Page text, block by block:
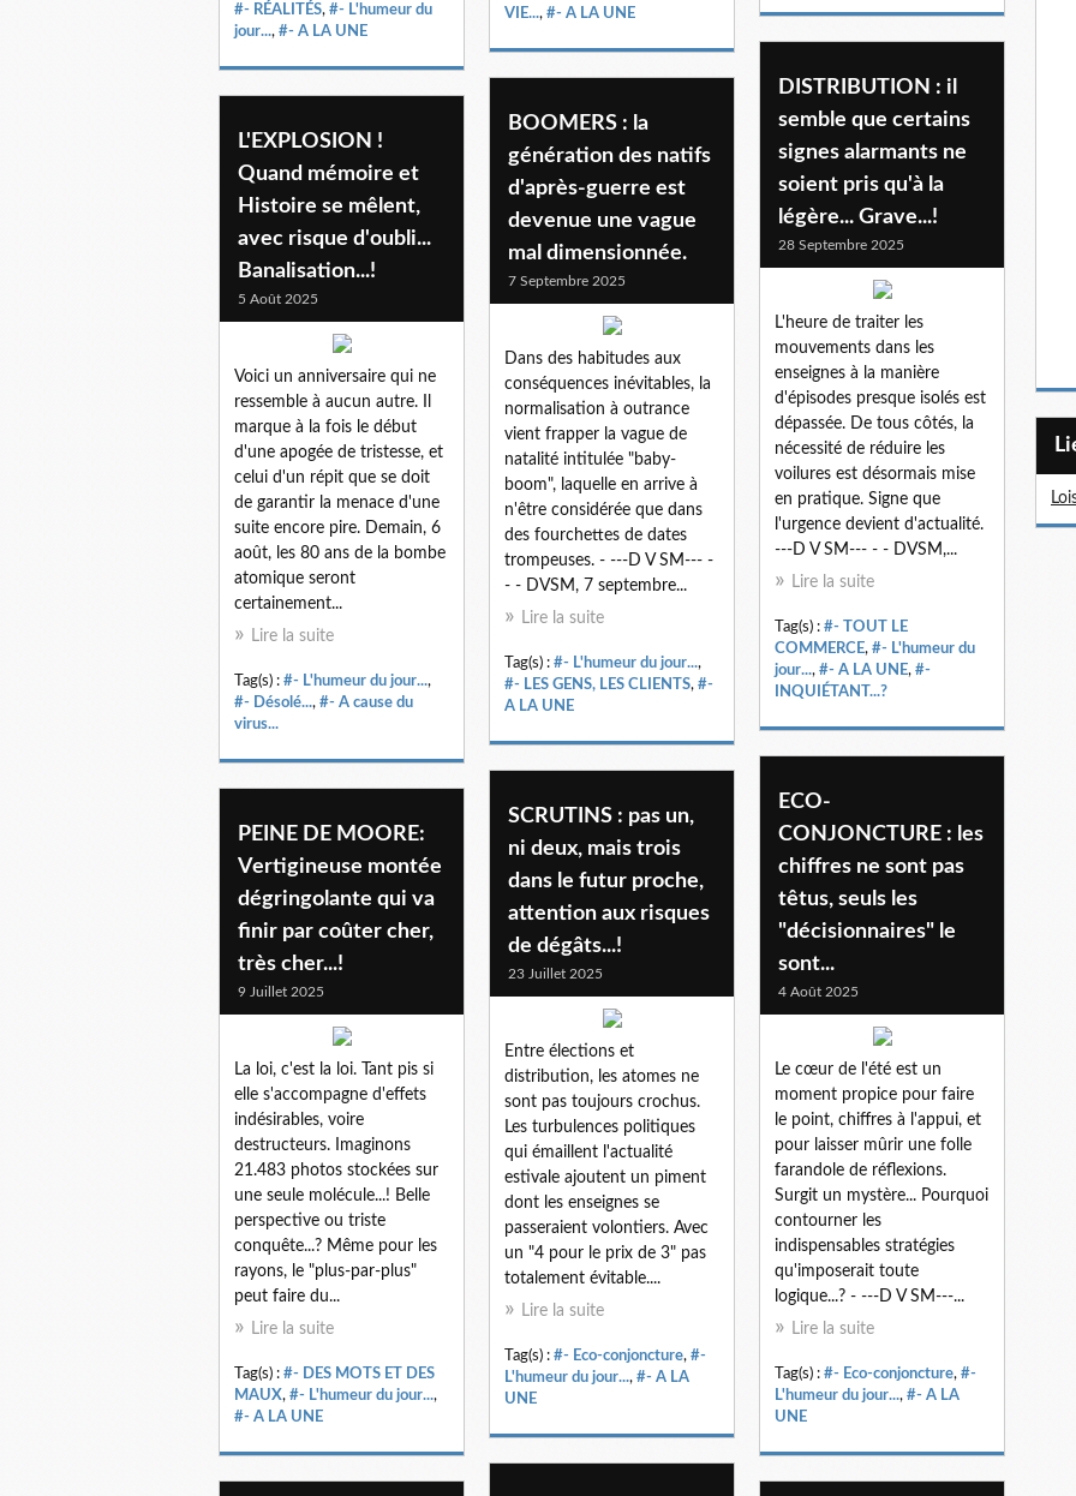
VIE..., #- A LA UNE
#- RÉALITÉS, #- L'humeur du
jour..., #- A LA UNE
DISTRIBUTION : il
semble que certains
signes alarmants ne
soient pris qu'à la
légère... Grave...!
28 Septembre 2025
L'heure de traiter les
mouvements dans les
enseignes à la manière
d'épisodes presque isolés est
dépassée. De tous côtés, la
nécessité de réduire les
voilures est désormais mise
en pratique. Signe que
l'urgence devient d'actualité.
---D V SM--- - - DVSM,...
Lire la suite
Tag(s) : #- TOUT LE
COMMERCE, #- L'humeur du
jour..., #- A LA UNE, #-
INQUIÉTANT...?
BOOMERS : la
génération des natifs
d'après-guerre est
devenue une vague
mal dimensionnée.
7 Septembre 2025
Dans des habitudes aux
conséquences inévitables, la
normalisation à outrance
vient frapper la vague de
natalité intitulée "baby-
boom", laquelle en arrive à
n'être considérée que dans
des fourchettes de dates
trompeuses. - ---D V SM--- -
- - DVSM, 7 septembre...
Lire la suite
Tag(s) : #- L'humeur du jour...,
#- LES GENS, LES CLIENTS, #-
A LA UNE
L'EXPLOSION !
Quand mémoire et
Histoire se mêlent,
avec risque d'oubli...
Banalisation...!
5 Août 2025
Voici un anniversaire qui ne
ressemble à aucun autre. Il
marque à la fois le début
d'une apogée de tristesse, et
celui d'un répit que se doit
de garantir la menace d'une
suite encore pire. Demain, 6
août, les 80 ans de la bombe
atomique seront
certainement...
Lire la suite
Tag(s) : #- L'humeur du jour...,
#- Désolé..., #- A cause du
virus...
ECO-
CONJONCTURE : les
chiffres ne sont pas
têtus, seuls les
"décisionnaires" le
sont...
4 Août 2025
Le cœur de l'été est un
moment propice pour faire
le point, chiffres à l'appui, et
pour laisser mûrir une folle
farandole de réflexions.
Surgit un mystère... Pourquoi
contourner les
indispensables stratégies
qu'imposerait toute
logique...? - ---D V SM---...
Lire la suite
Tag(s) : #- Eco-conjoncture, #-
L'humeur du jour..., #- A LA
UNE
SCRUTINS : pas un,
ni deux, mais trois
dans le futur proche,
attention aux risques
de dégâts...!
23 Juillet 2025
Entre élections et
distribution, les atomes ne
sont pas toujours crochus.
Les turbulences politiques
qui émaillent l'actualité
estivale ajoutent un piment
dont les enseignes se
passeraient volontiers. Avec
un "4 pour le prix de 3" pas
totalement évitable....
Lire la suite
Tag(s) : #- Eco-conjoncture, #-
L'humeur du jour..., #- A LA
UNE
PEINE DE MOORE:
Vertigineuse montée
dégringolante qui va
finir par coûter cher,
très cher...!
9 Juillet 2025
La loi, c'est la loi. Tant pis si
elle s'accompagne d'effets
indésirables, voire
destructeurs. Imaginons
21.483 photos stockées sur
une seule molécule...! Belle
perspective ou triste
conquête...? Même pour les
rayons, le "plus-par-plus"
peut faire du...
Lire la suite
Tag(s) : #- DES MOTS ET DES
MAUX, #- L'humeur du jour...,
#- A LA UNE